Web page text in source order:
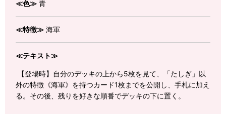
≪色≫ 青
≪特徴≫ 海軍
≪テキスト≫
【登場時】自分のデッキの上から5枚を見て、「たしぎ」以
外の特徴《海軍》を持つカード1枚までを公開し、手札に加え
る。その後、残りを好きな順番でデッキの下に置く。